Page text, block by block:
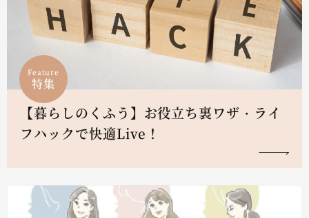
Feature
特集
【暮らしのくふう】お役立ち裏ワザ・ライ
フハックで快適Live！